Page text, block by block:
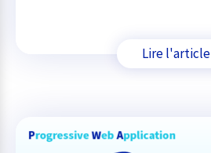
Lire l'article